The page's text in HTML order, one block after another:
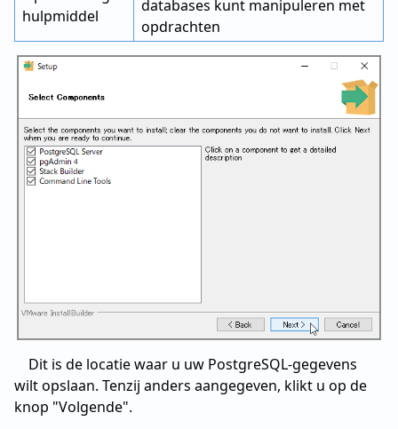
hulpmiddel
databases kunt manipuleren met
opdrachten
Dit is de locatie waar u uw PostgreSQL-gegevens
wilt opslaan. Tenzij anders aangegeven, klikt u op de
knop "Volgende".